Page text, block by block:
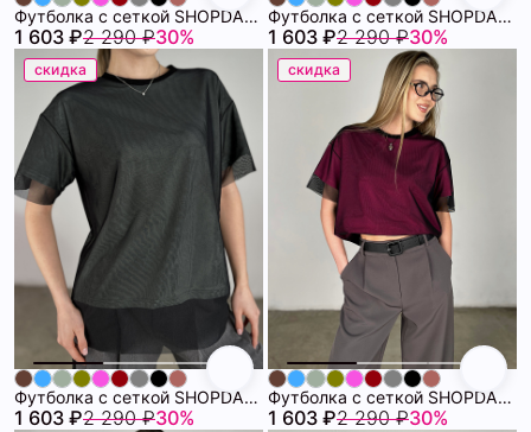
Футболка с сеткой SHOPDAANNA 72459678\15
1 603 ₽2 290 ₽30%
Футболка с сеткой SHOPDAANNA 72459678\1261
1 603 ₽2 290 ₽30%
скидка
Футболка с сеткой SHOPDAANNA 72459678\1257
1 603 ₽2 290 ₽30%
скидка
Футболка с сеткой SHOPDAANNA 72459678\1012
1 603 ₽2 290 ₽30%